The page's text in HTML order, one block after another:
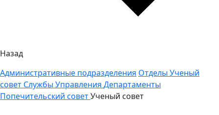
Назад
Административные подразделения Отделы Ученый
совет Службы Управления Департаменты
Попечительский советУченый совет